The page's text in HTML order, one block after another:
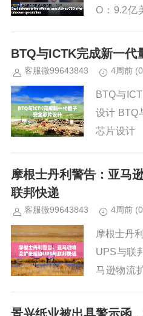
O：9.2亿
Abivax首
BTQ与ICTK完成新一代
客服微99643843 4周前
BTQ与
设计 BTQ
芯片设计
CTK株式
摩根士丹利警告：亚马
联邦快递
客服微99643843 4周前
摩根士丹
UPS与联
马逊物流
亚马逊持